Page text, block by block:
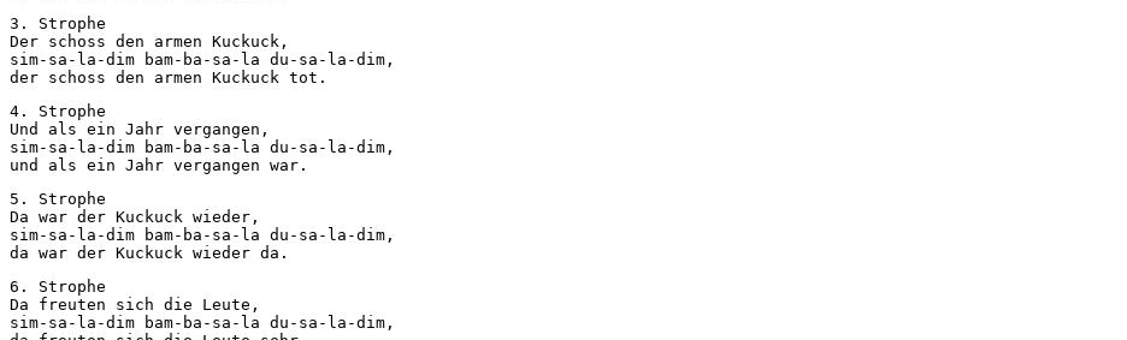
3. Strophe
Der schoss den armen Kuckuck,
sim-sa-la-dim bam-ba-sa-la du-sa-la-dim,
der schoss den armen Kuckuck tot.
4. Strophe
Und als ein Jahr vergangen,
sim-sa-la-dim bam-ba-sa-la du-sa-la-dim,
und als ein Jahr vergangen war.
5. Strophe
Da war der Kuckuck wieder,
sim-sa-la-dim bam-ba-sa-la du-sa-la-dim,
da war der Kuckuck wieder da.
6. Strophe
Da freuten sich die Leute,
sim-sa-la-dim bam-ba-sa-la du-sa-la-dim,